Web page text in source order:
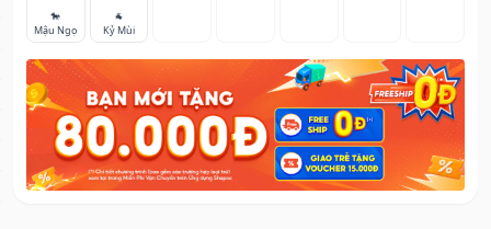
🐎
Mậu Ngọ
🐐
Kỷ Mùi